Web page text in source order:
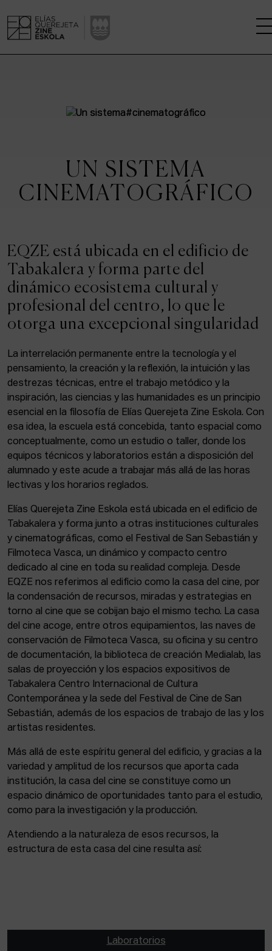
CENTRO DE INVESTIGACIÓN
KINOFABRIKA
LA CASA DEL CINE
ACTUALIDAD
Admisión
Intranet
Facebook Equis Instagram
© Elías Querejeta Zine Eskola 2026
Tabakalera · Andre zigarrogileak plaza, 1
20012 Donostia / San Sebastián
T. 0034 943 545 005
E. info@zine-eskola.eus
UN SISTEMA
CINEMATOGRÁFICO
EQZE está ubicada en el edificio de
Tabakalera y forma parte del
dinámico ecosistema cultural y
profesional del centro, lo que le
otorga una excepcional singularidad
La interrelación permanente entre la tecnología y el
pensamiento, la creación y la reflexión, la intuición y las
destrezas técnicas, entre el trabajo metódico y la
inspiración, las ciencias y las humanidades es un principio
esencial en la filosofía de Elías Querejeta Zine Eskola. Con
esa idea, la escuela está concebida, tanto espacial como
conceptualmente, como un estudio o taller, donde los
equipos técnicos y laboratorios están a disposición del
alumnado y este acude a trabajar más allá de las horas
lectivas y los horarios reglados.
Elías Querejeta Zine Eskola está ubicada en el edificio de
Tabakalera y forma junto a otras instituciones culturales
y cinematográficas, como el Festival de San Sebastián y
Filmoteca Vasca, un dinámico y compacto centro
dedicado al cine en toda su realidad compleja. Desde
EQZE nos referimos al edificio como la casa del cine, por
la condensación de recursos, miradas y estrategias en
torno al cine que se cobijan bajo el mismo techo. La casa
del cine acoge, entre otros equipamientos, las naves de
conservación de Filmoteca Vasca, su oficina y su centro
de documentación, la biblioteca de creación Medialab, las
salas de proyección y los espacios expositivos de
Tabakalera Centro Internacional de Cultura
Contemporánea y la sede del Festival de Cine de San
Sebastián, además de los espacios de trabajo de las y los
artistas residentes.
Más allá de este espíritu general del edificio, y gracias a la
variedad y amplitud de los recursos que aporta cada
institución, la casa del cine se constituye como un
espacio dinámico de oportunidades tanto para el estudio,
como para la investigación y la producción.
Atendiendo a la naturaleza de esos recursos, la
estructura de esta casa del cine resulta así:
Laboratorios